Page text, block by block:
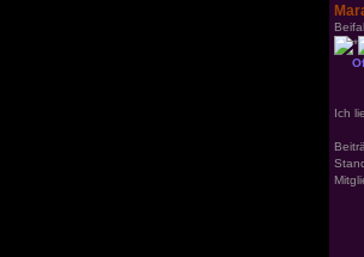
Ich